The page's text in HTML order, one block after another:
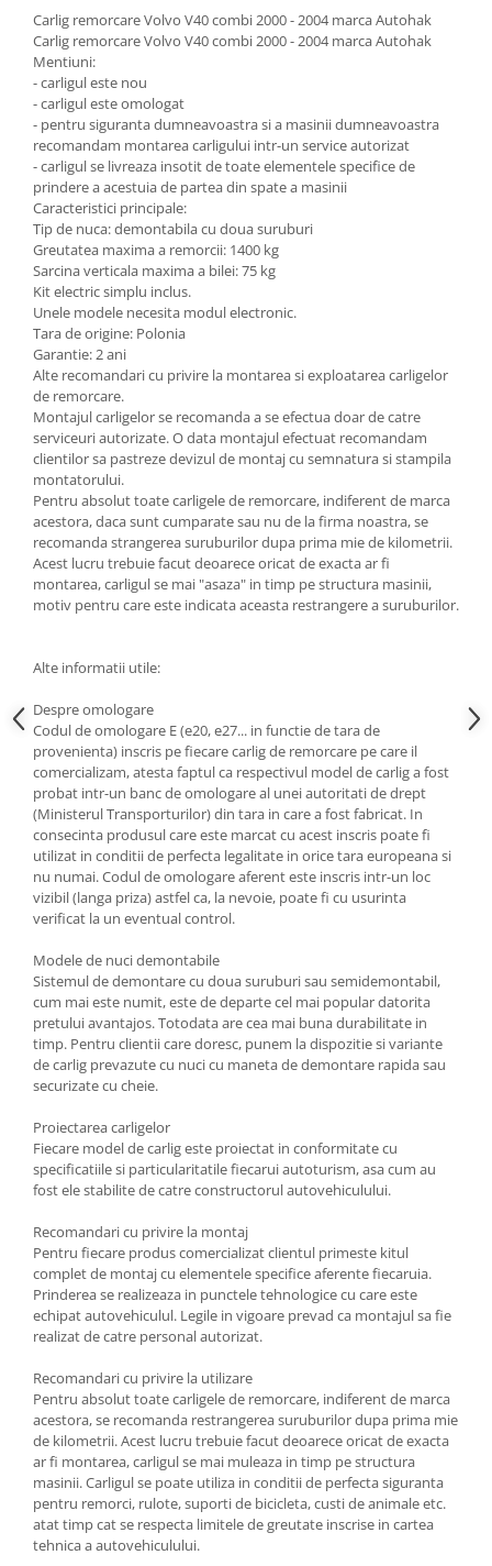
Carlige Jaecoo 7
Carlige Jaecoo E5
Carlige Jeep
Carlige Kia
Carlige Kia EV4
Carlige Kia EV5
Carlige Kia PV5
Carlige Lada
Carlige Lancia
Carlige Land Rover
Carlige Lexus
Carlige MAN
Carlige Mazda
Carlige Mercedes
Carlige MG
Carlige Mini
Carlige Mitsubishi
Carlige Nissan
Carlige Omoda
Carlige Peugeot
Carlige Plymouth
Carlige Polestar
Carlige Porsche
Carlige Renault
Carlige Seat
Carlige Skoda
Carlige SsangYong
Carlige Suzuki
Carlige Tesla
Carlige Toyota
Carlige Volkswagen
Carlige Xpeng
Carlige Xpeng G6
Covorase si tavite
Covorase auto
Covorase auto Alfa Romeo
Covorase auto Audi
Covorase auto Chevrolet
Covorase auto Citroen
Covorase auto Dacia
Covorase auto Fiat
Covorase auto Ford
Covorase auto Honda
Covorase auto Hyundai
Carlig remorcare Volvo V40 combi 2000 - 2004 marca Autohak
Carlig remorcare Volvo V40 combi 2000 - 2004 marca Autohak
Mentiuni:
- carligul este nou
- carligul este omologat
- pentru siguranta dumneavoastra si a masinii dumneavoastra
recomandam montarea carligului intr-un service autorizat
- carligul se livreaza insotit de toate elementele specifice de
prindere a acestuia de partea din spate a masinii
Caracteristici principale:
Tip de nuca: demontabila cu doua suruburi
Greutatea maxima a remorcii: 1400 kg
Sarcina verticala maxima a bilei: 75 kg
Kit electric simplu inclus.
Unele modele necesita modul electronic.
Tara de origine: Polonia
Garantie: 2 ani
Alte recomandari cu privire la montarea si exploatarea carligelor
de remorcare.
Montajul carligelor se recomanda a se efectua doar de catre
serviceuri autorizate. O data montajul efectuat recomandam
clientilor sa pastreze devizul de montaj cu semnatura si stampila
montatorului.
Pentru absolut toate carligele de remorcare, indiferent de marca
acestora, daca sunt cumparate sau nu de la firma noastra, se
recomanda strangerea suruburilor dupa prima mie de kilometrii.
Acest lucru trebuie facut deoarece oricat de exacta ar fi
montarea, carligul se mai "asaza" in timp pe structura masinii,
motiv pentru care este indicata aceasta restrangere a suruburilor.
Alte informatii utile:
Despre omologare
Codul de omologare E (e20, e27... in functie de tara de
provenienta) inscris pe fiecare carlig de remorcare pe care il
comercializam, atesta faptul ca respectivul model de carlig a fost
probat intr-un banc de omologare al unei autoritati de drept
(Ministerul Transporturilor) din tara in care a fost fabricat. In
consecinta produsul care este marcat cu acest inscris poate fi
utilizat in conditii de perfecta legalitate in orice tara europeana si
nu numai. Codul de omologare aferent este inscris intr-un loc
vizibil (langa priza) astfel ca, la nevoie, poate fi cu usurinta
verificat la un eventual control.
Modele de nuci demontabile
Sistemul de demontare cu doua suruburi sau semidemontabil,
cum mai este numit, este de departe cel mai popular datorita
pretului avantajos. Totodata are cea mai buna durabilitate in
timp. Pentru clientii care doresc, punem la dispozitie si variante
de carlig prevazute cu nuci cu maneta de demontare rapida sau
securizate cu cheie.
Proiectarea carligelor
Fiecare model de carlig este proiectat in conformitate cu
specificatiile si particularitatile fiecarui autoturism, asa cum au
fost ele stabilite de catre constructorul autovehiculului.
Recomandari cu privire la montaj
Pentru fiecare produs comercializat clientul primeste kitul
complet de montaj cu elementele specifice aferente fiecaruia.
Prinderea se realizeaza in punctele tehnologice cu care este
echipat autovehiculul. Legile in vigoare prevad ca montajul sa fie
realizat de catre personal autorizat.
Recomandari cu privire la utilizare
Pentru absolut toate carligele de remorcare, indiferent de marca
acestora, se recomanda restrangerea suruburilor dupa prima mie
de kilometrii. Acest lucru trebuie facut deoarece oricat de exacta
ar fi montarea, carligul se mai muleaza in timp pe structura
masinii. Carligul se poate utiliza in conditii de perfecta siguranta
pentru remorci, rulote, suporti de bicicleta, custi de animale etc.
atat timp cat se respecta limitele de greutate inscrise in cartea
tehnica a autovehiculului.